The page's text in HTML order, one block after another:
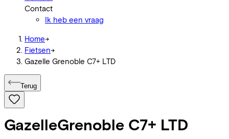
Contact
Ik heb een vraag
Home->
Fietsen->
Gazelle Grenoble C7+ LTD
Terug
GazelleGrenoble C7+ LTD